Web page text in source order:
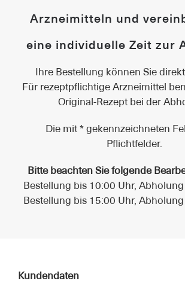
Arzneimitteln und
eine individuelle Zeit zur
Ihre Bestellung können Sie
Für rezeptpflichtige Arzneimittel
Original-Rezept bei der
Die mit * gekennzeichneten
Pflichtfelder.
Bitte beachten Sie folgende
Bestellung bis 10:00 Uhr,
Bestellung bis 15:00 Uhr,
Kundendaten